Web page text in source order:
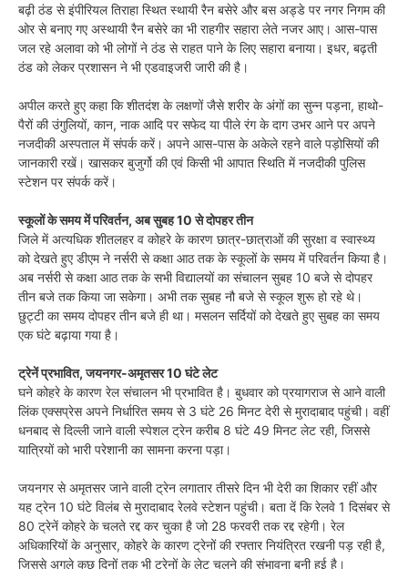
बढ़ी ठंड से इंपीरियल तिराहा स्थित स्थायी रैन बसेरे और बस अड्डे पर नगर निगम की
ओर से बनाए गए अस्थायी रैन बसेरे का भी राहगीर सहारा लेते नजर आए। आस-पास
जल रहे अलावा को भी लोगों ने ठंड से राहत पाने के लिए सहारा बनाया। इधर, बढ़ती
ठंड को लेकर प्रशासन ने भी एडवाइजरी जारी की है।
अपील करते हुए कहा कि शीतदंश के लक्षणों जैसे शरीर के अंगों का सुन्न पड़ना, हाथो-
पैरों की उंगुलियों, कान, नाक आदि पर सफेद या पीले रंग के दाग उभर आने पर अपने
नजदीकी अस्पताल में संपर्क करें। अपने आस-पास के अकेले रहने वाले पड़ोसियों की
जानकारी रखें। खासकर बुजुर्गो की एवं किसी भी आपात स्थिति में नजदीकी पुलिस
स्टेशन पर संपर्क करें।
स्कूलों के समय में परिवर्तन, अब सुबह 10 से दोपहर तीन
जिले में अत्यधिक शीतलहर व कोहरे के कारण छात्र-छात्राओं की सुरक्षा व स्वास्थ्य
को देखते हुए डीएम ने नर्सरी से कक्षा आठ तक के स्कूलों के समय में परिवर्तन किया है।
अब नर्सरी से कक्षा आठ तक के सभी विद्यालयों का संचालन सुबह 10 बजे से दोपहर
तीन बजे तक किया जा सकेगा। अभी तक सुबह नौ बजे से स्कूल शुरू हो रहे थे।
छुट्टी का समय दोपहर तीन बजे ही था। मसलन सर्दियों को देखते हुए सुबह का समय
एक घंटे बढ़ाया गया है।
ट्रेनें प्रभावित, जयनगर-अमृतसर 10 घंटे लेट
घने कोहरे के कारण रेल संचालन भी प्रभावित है। बुधवार को प्रयागराज से आने वाली
लिंक एक्सप्रेस अपने निर्धारित समय से 3 घंटे 26 मिनट देरी से मुरादाबाद पहुंची। वहीं
धनबाद से दिल्ली जाने वाली स्पेशल ट्रेन करीब 8 घंटे 49 मिनट लेट रही, जिससे
यात्रियों को भारी परेशानी का सामना करना पड़ा।
जयनगर से अमृतसर जाने वाली ट्रेन लगातार तीसरे दिन भी देरी का शिकार रहीं और
यह ट्रेन 10 घंटे विलंब से मुरादाबाद रेलवे स्टेशन पहुंची। बता दें कि रेलवे 1 दिसंबर से
80 ट्रेनें कोहरे के चलते रद्द कर चुका है जो 28 फरवरी तक रद्द रहेगी। रेल
अधिकारियों के अनुसार, कोहरे के कारण ट्रेनों की रफ्तार नियंत्रित रखनी पड़ रही है,
जिससे अगले कुछ दिनों तक भी ट्रेनों के लेट चलने की संभावना बनी हुई है।